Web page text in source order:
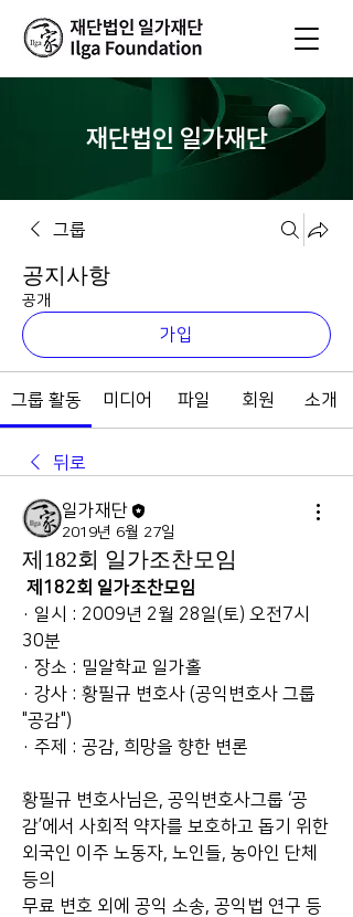
재단법인 일가재단
그룹
공지사항
공개
가입
그룹 활동 미디어 파일 회원 소개
뒤로
일가재단
2019년 6월 27일
제182회 일가조찬모임
제182회 일가조찬모임
· 일시 : 2009년 2월 28일(토) 오전7시
30분
· 장소 : 밀알학교 일가홀
· 강사 : 황필규 변호사 (공익변호사 그룹
"공감")
· 주제 : 공감, 희망을 향한 변론
황필규 변호사님은, 공익변호사그룹 ‘공
외국인 이주 노동자, 노인들, 농아인 단체
등의
무료 변호 외에 공익 소송, 공익법 연구 등